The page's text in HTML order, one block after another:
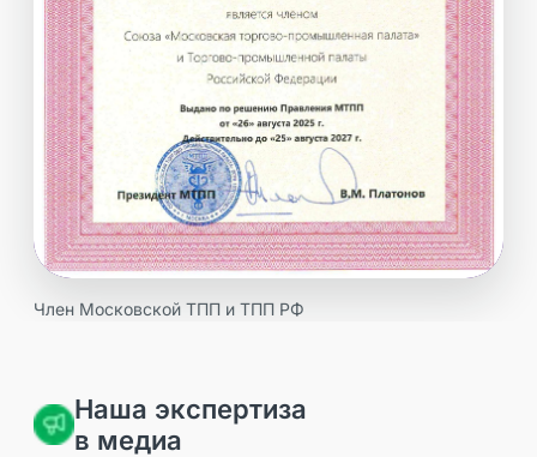
Член Московской ТПП и ТПП РФ
Наша экспертиза
в медиа